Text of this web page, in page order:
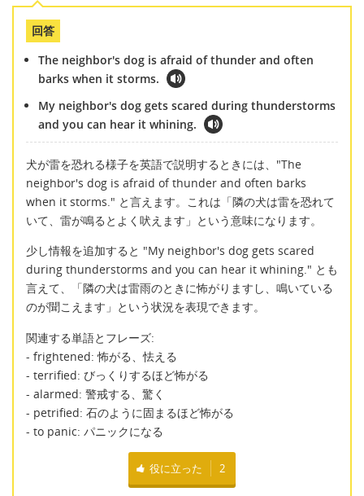
回答
The neighbor's dog is afraid of thunder and often
barks when it storms.
My neighbor's dog gets scared during thunderstorms
and you can hear it whining.
犬が雷を恐れる様子を英語で説明するときには、"The
neighbor's dog is afraid of thunder and often barks
when it storms." と言えます。これは「隣の犬は雷を恐れて
いて、雷が鳴るとよく吠えます」という意味になります。
少し情報を追加すると "My neighbor's dog gets scared
during thunderstorms and you can hear it whining." とも
言えて、「隣の犬は雷雨のときに怖がりますし、鳴いている
のが聞こえます」という状況を表現できます。
関連する単語とフレーズ:
- frightened: 怖がる、怯える
- terrified: びっくりするほど怖がる
- alarmed: 警戒する、驚く
- petrified: 石のように固まるほど怖がる
- to panic: パニックになる
役に立った 2